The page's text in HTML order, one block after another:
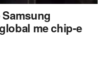
me chip-e